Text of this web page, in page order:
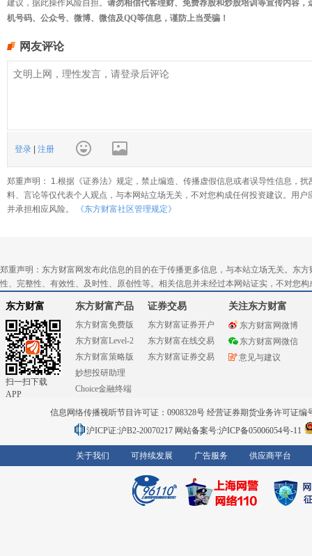
建议，据此操作风险自担。 请勿相信代客理财、免费荐股和炒股培训等宣传内容
机号码、公众号、微博、微信及QQ等信息，谨防上当受骗！
网友评论
登录 注册
郑重声明： 1.根据《证券法》规定，禁止编造、传播虚假信息或者误导性信息，
料、言论等仅代表个人观点，与本网站立场无关，不对您构成任何投资建议。用
并承担相应风险。
《东方财富社区管理规定》
郑重声明：东方财富网发布此信息的目的在于传播更多信息，与本站立场无关。东
性、完整性、有效性、及时性、原创性等。相关信息并未经过本网站证实，不对您
东方财富
扫一扫下载
APP
东方财富产品
东方财富免费版
东方财富Level-2
东方财富策略版
妙想投研助理
Choice金融终端
证券交易
东方财富证券开户
东方财富在线交易
东方财富证券交易
关注东方财富
东方财富网微博
东方财富网微信
意见与建议
信息网络传播视听节目许可证：0908328号 经营证券期货业务许可证编
沪ICP证:沪B2-20070217 网站备案号:沪ICP备05006054号-11
关于我们 可持续发展 广告服务 供应商平台